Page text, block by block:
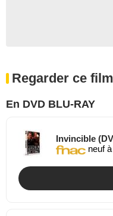
Regarder ce film
En DVD BLU-RAY
Invincible
neuf